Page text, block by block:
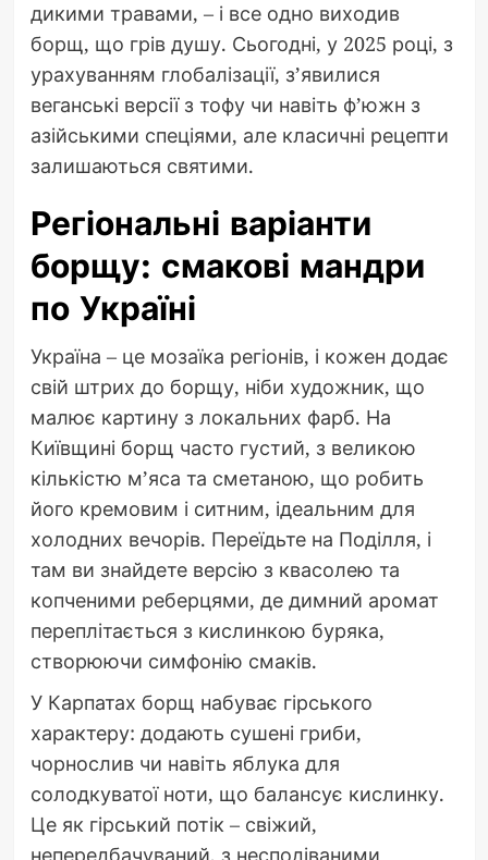
дикими травами, – і все одно виходив
борщ, що грів душу. Сьогодні, у 2025 році, з
урахуванням глобалізації, з’явилися
веганські версії з тофу чи навіть ф’южн з
азійськими спеціями, але класичні рецепти
залишаються святими.
Регіональні варіанти
борщу: смакові мандри
по Україні
Україна – це мозаїка регіонів, і кожен додає
свій штрих до борщу, ніби художник, що
малює картину з локальних фарб. На
Київщині борщ часто густий, з великою
кількістю м’яса та сметаною, що робить
його кремовим і ситним, ідеальним для
холодних вечорів. Переїдьте на Поділля, і
там ви знайдете версію з квасолею та
копченими реберцями, де димний аромат
переплітається з кислинкою буряка,
створюючи симфонію смаків.
У Карпатах борщ набуває гірського
характеру: додають сушені гриби,
чорнослив чи навіть яблука для
солодкуватої ноти, що балансує кислинку.
Це як гірський потік – свіжий,
непередбачуваний, з несподіваними